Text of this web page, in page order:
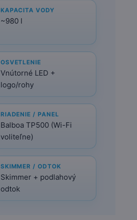
KAPACITA VODY
~980 l
OSVETLENIE
Vnútorné LED +
logo/rohy
RIADENIE / PANEL
Balboa TP500 (Wi-Fi
voliteľne)
SKIMMER / ODTOK
Skimmer + podlahový
odtok